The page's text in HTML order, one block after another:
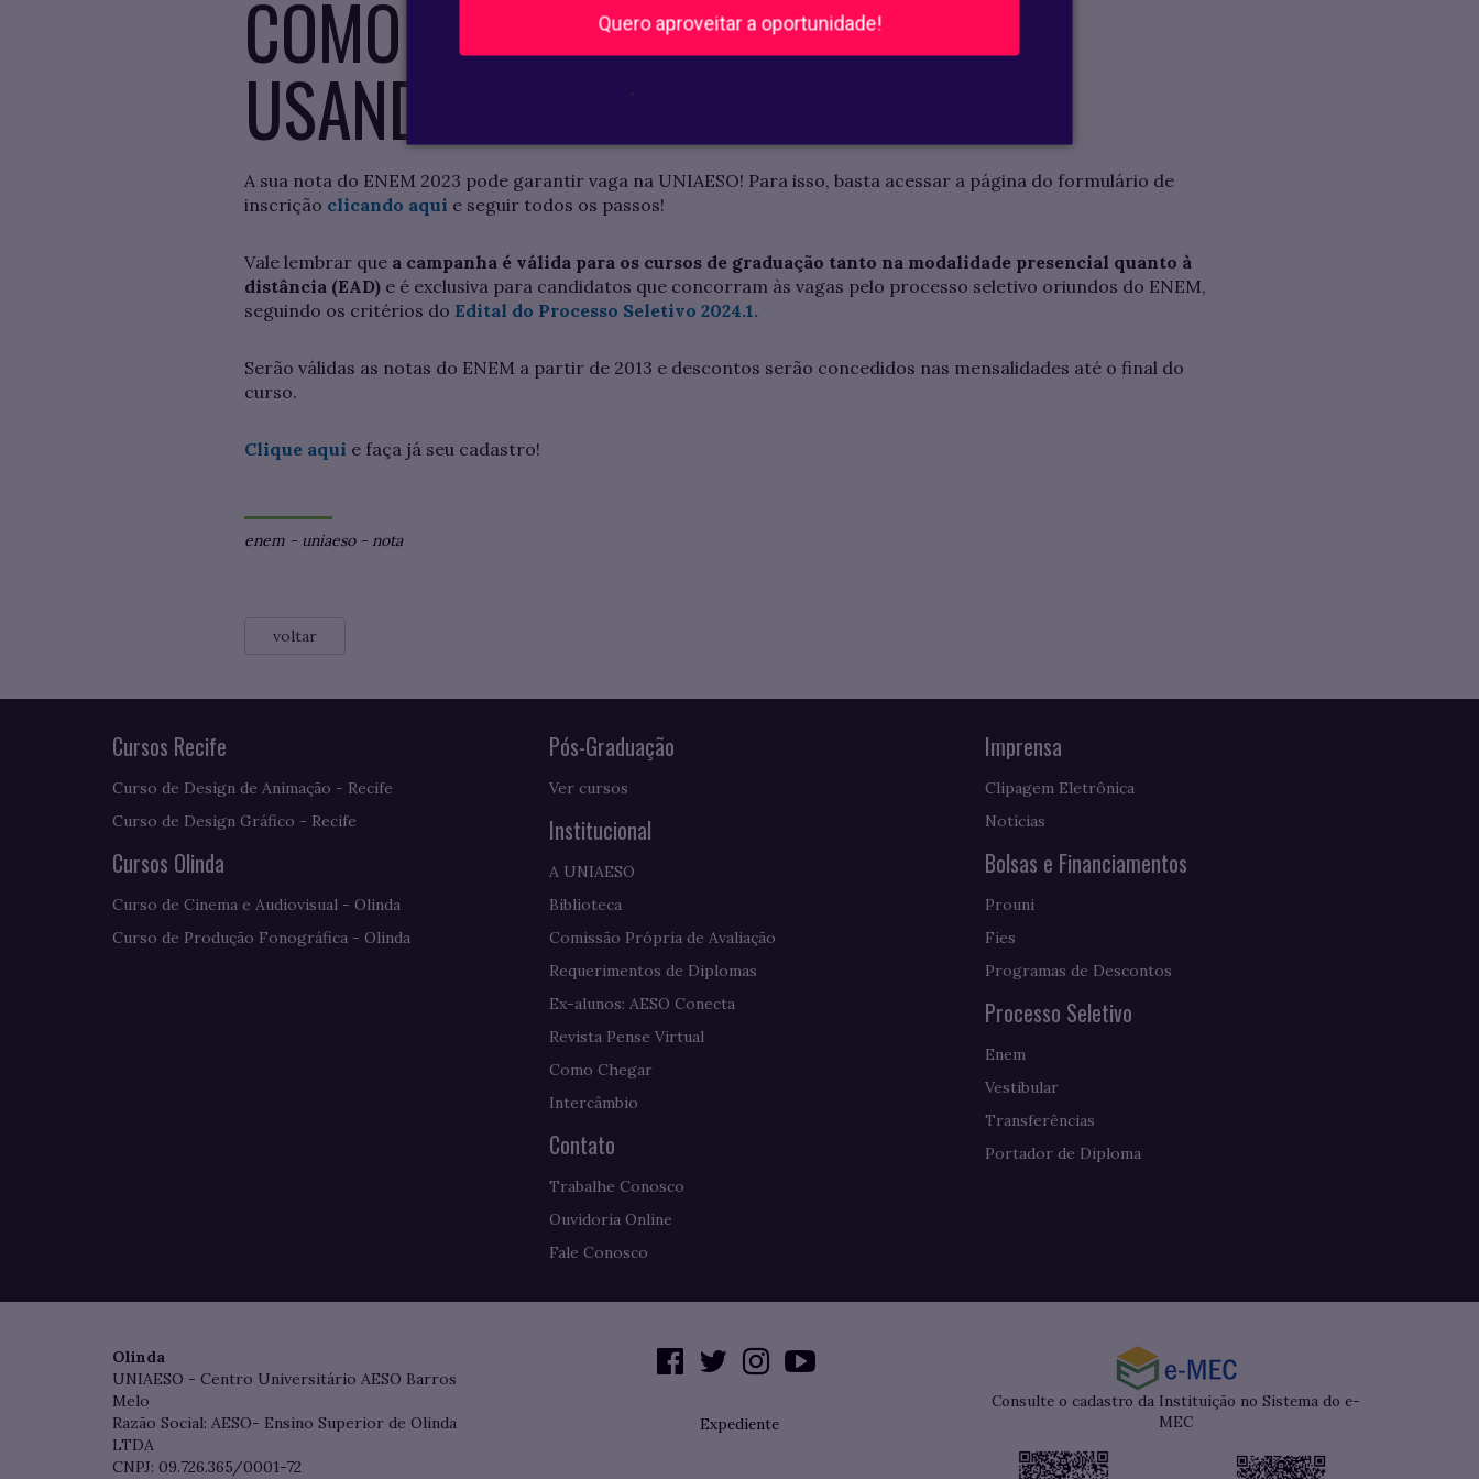
Quero aproveitar a oportunidade!
COMO INGRESSAR NA UNIAESO
USANDO A NOTA DO ENEM?
A sua nota do ENEM 2023 pode garantir vaga na UNIAESO! Para isso, basta acessar a página do formulário de
inscrição clicando aqui e seguir todos os passos!
Vale lembrar que a campanha é válida para os cursos de graduação tanto na modalidade presencial quanto à
distância (EAD) e é exclusiva para candidatos que concorram às vagas pelo processo seletivo oriundos do ENEM,
seguindo os critérios do Edital do Processo Seletivo 2024.1.
Serão válidas as notas do ENEM a partir de 2013 e descontos serão concedidos nas mensalidades até o final do
curso.
Clique aqui e faça já seu cadastro!
enem - uniaeso- nota
voltar
Cursos Recife
Curso de Design de Animação - Recife
Curso de Design Gráfico - Recife
Cursos Olinda
Curso de Cinema e Audiovisual - Olinda
Curso de Produção Fonográfica - Olinda
Pós-Graduação
Ver cursos
Institucional
A UNIAESO
Biblioteca
Comissão Própria de Avaliação
Requerimentos de Diplomas
Ex-alunos: AESO Conecta
Revista Pense Virtual
Como Chegar
Intercâmbio
Contato
Trabalhe Conosco
Ouvidoria Online
Fale Conosco
Imprensa
Clipagem Eletrônica
Notícias
Bolsas e Financiamentos
Prouni
Fies
Programas de Descontos
Processo Seletivo
Enem
Vestibular
Transferências
Portador de Diploma
Olinda
UNIAESO - Centro Universitário AESO Barros
Melo
Razão Social: AESO- Ensino Superior de Olinda
LTDA
CNPJ: 09.726.365/0001-72
Expediente
Consulte o cadastro da Instituição no Sistema do e-
MEC